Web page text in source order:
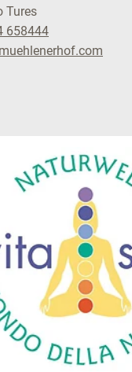
Tures
658444